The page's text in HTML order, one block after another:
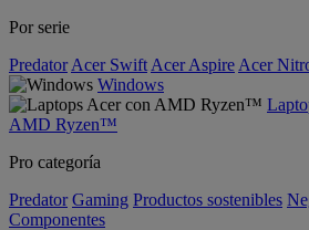
Por serie
Predator Acer Swift Acer Aspire Acer
Windows
AMD Ryzen™
Pro categoría
Predator Gaming Productos sostenibles
Componentes